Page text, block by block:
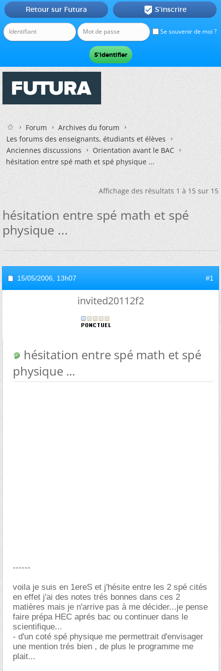
Se souvenir de moi ?
Retour sur Futura  S'inscrire
Forum
Archives du forum
Les forums des enseignants, étudiants et élèves
Anciennes discussions
Orientation avant le BAC
hésitation entre spé math et spé physique ...
Affichage des résultats 1 à 15 sur 15
hésitation entre spé math et spé
physique ...
15/05/2006, 13h07 #1
invited20112f2
hésitation entre spé math et spé
physique ...
------
voila je suis en 1ereS et j'hésite entre les 2 spé cités
en effet j'ai des notes trés bonnes dans ces 2
matières mais je n'arrive pas à me décider...je pense
faire prépa HEC aprés bac ou continuer dans le
scientifique...
- d'un coté spé physique me permettrait d'envisager
une mention trés bien , de plus le programme me
plait...